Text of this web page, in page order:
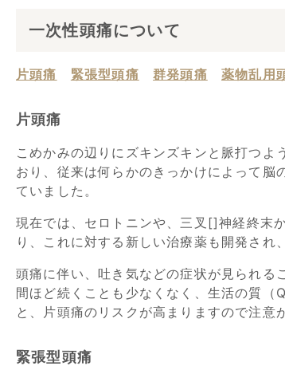
一次性頭痛について
片頭痛 緊張型頭痛 群発頭痛 薬物乱用
片頭痛
こめかみの辺りにズキンズキンと脈打つ
おり、従来は何らかのきっかけによって
ていました。
現在では、セロトニンや、三叉[]神経終末
り、これに対する新しい治療薬も開発され
頭痛に伴い、吐き気などの症状が見られる
間ほど続くことも少なくなく、生活の質（
と、片頭痛のリスクが高まりますので注意
緊張型頭痛